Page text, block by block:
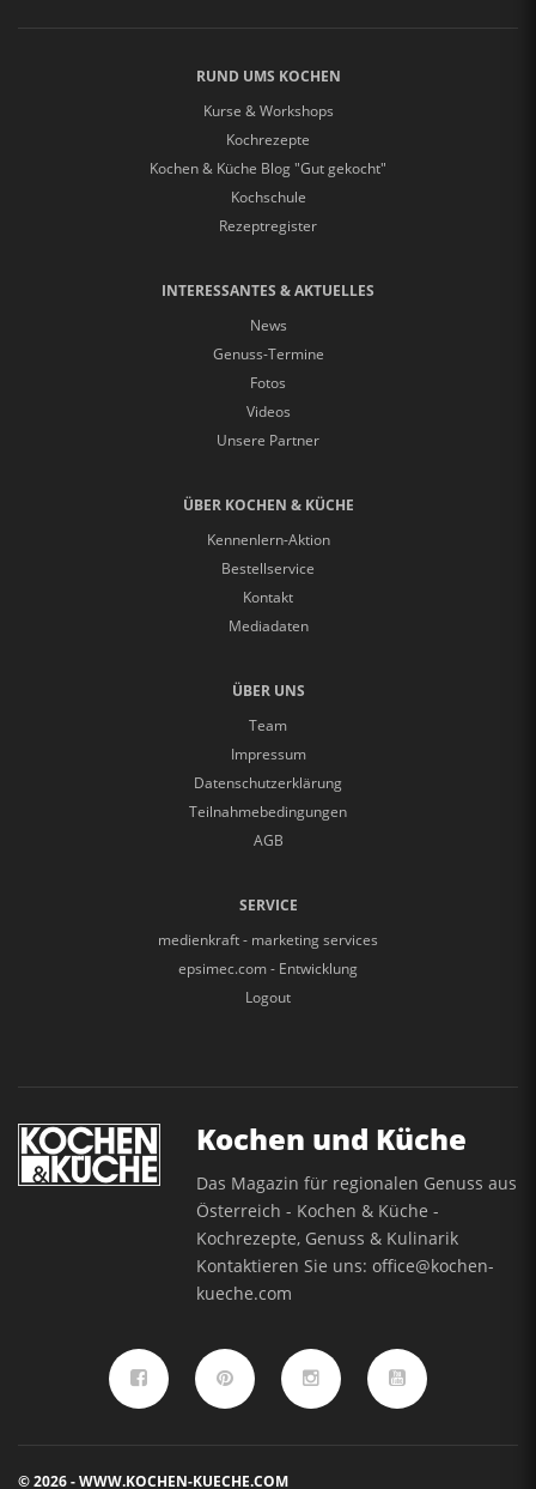
RUND UMS KOCHEN
Kurse & Workshops
Kochrezepte
Kochen & Küche Blog "Gut gekocht"
Kochschule
Rezeptregister
INTERESSANTES & AKTUELLES
News
Genuss-Termine
Fotos
Videos
Unsere Partner
ÜBER KOCHEN & KÜCHE
Kennenlern-Aktion
Bestellservice
Kontakt
Mediadaten
ÜBER UNS
Team
Impressum
Datenschutzerklärung
Teilnahmebedingungen
AGB
SERVICE
medienkraft - marketing services
epsimec.com - Entwicklung
Logout
Kochen und Küche
Das Magazin für regionalen Genuss aus
Österreich - Kochen & Küche -
Kochrezepte, Genuss & Kulinarik
Kontaktieren Sie uns:office@kochen-
kueche.com
© 2026 - WWW.KOCHEN-KUECHE.COM